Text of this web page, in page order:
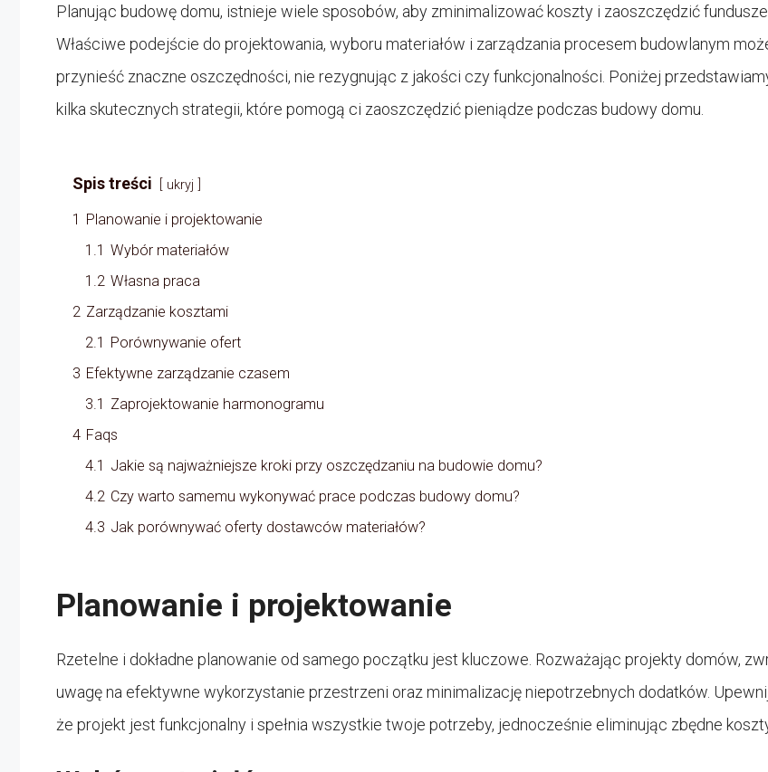
Planując budowę domu, istnieje wiele sposobów, aby zminimalizować koszty i zaoszczędzić fundusze.
Właściwe podejście do projektowania, wyboru materiałów i zarządzania procesem budowlanym
przynieść znaczne oszczędności, nie rezygnując z jakości czy funkcjonalności. Poniżej
kilka skutecznych strategii, które pomogą ci zaoszczędzić pieniądze podczas budowy domu.
Spis treści ukryj
1 Planowanie i projektowanie
1.1 Wybór materiałów
1.2 Własna praca
2 Zarządzanie kosztami
2.1 Porównywanie ofert
3 Efektywne zarządzanie czasem
3.1 Zaprojektowanie harmonogramu
4 Faqs
4.1 Jakie są najważniejsze kroki przy oszczędzaniu na budowie domu?
4.2 Czy warto samemu wykonywać prace podczas budowy domu?
4.3 Jak porównywać oferty dostawców materiałów?
Planowanie i projektowanie
Rzetelne i dokładne planowanie od samego początku jest kluczowe. Rozważając projekty domów,
uwagę na efektywne wykorzystanie przestrzeni oraz minimalizację niepotrzebnych dodatków.
że projekt jest funkcjonalny i spełnia wszystkie twoje potrzeby, jednocześnie eliminując zbędne